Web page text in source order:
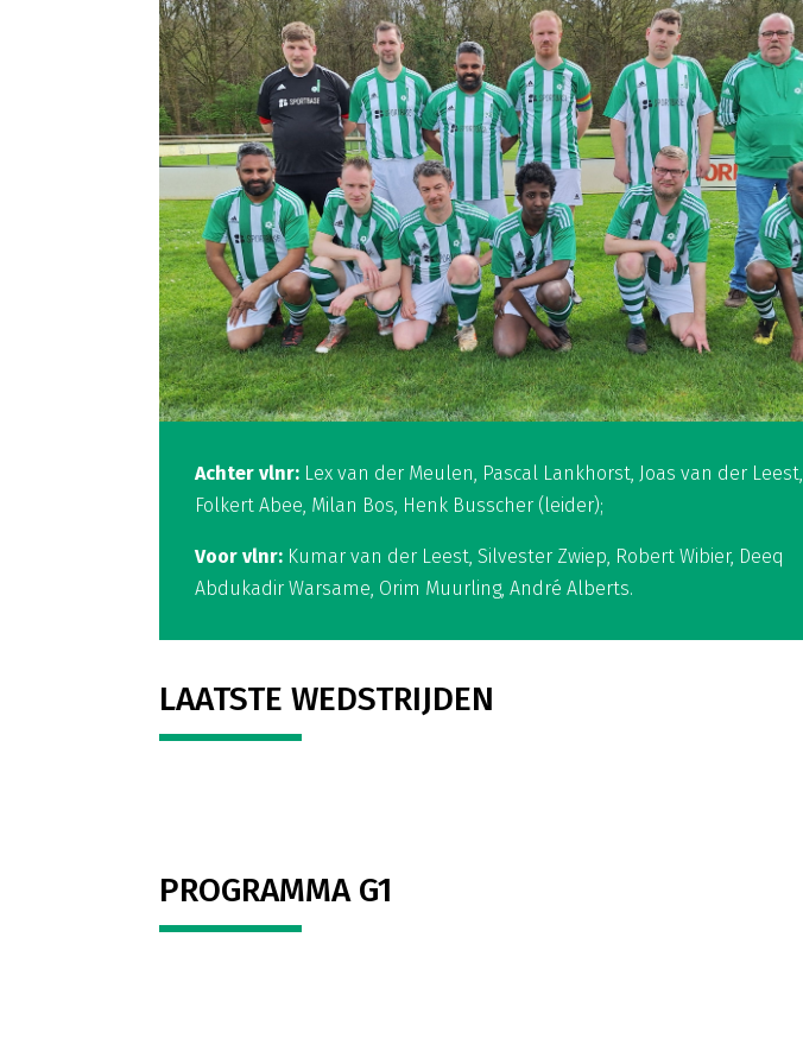
Achter vlnr: Lex van der Meulen, Pascal Lankhorst, Joas van der Leest,
Folkert Abee, Milan Bos, Henk Busscher (leider);
Voor vlnr: Kumar van der Leest, Silvester Zwiep, Robert Wibier, Deeq
Abdukadir Warsame, Orim Muurling, André Alberts.
LAATSTE WEDSTRIJDEN
PROGRAMMA G1